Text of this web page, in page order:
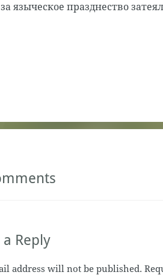
языческое празднество
a Reply
address will not be published.